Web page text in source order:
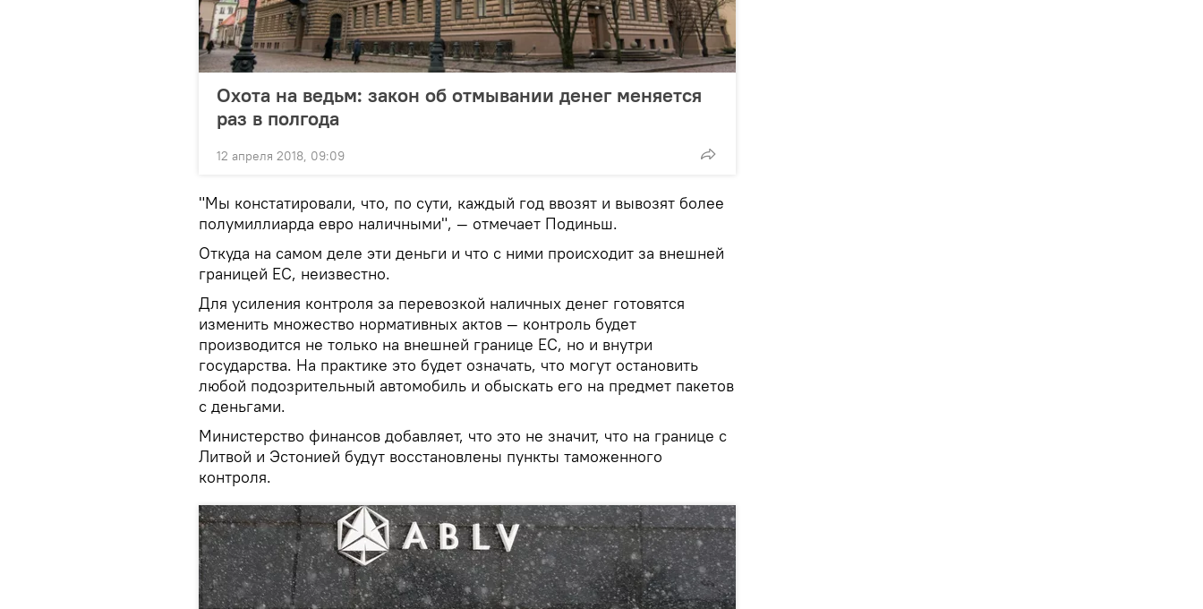
Охота на ведьм: закон об отмывании денег меняется
раз в полгода
12 апреля 2018, 09:09
"Мы констатировали, что, по сути, каждый год ввозят и вывозят более
полумиллиарда евро наличными", — отмечает Подиньш.
Откуда на самом деле эти деньги и что с ними происходит за внешней
границей ЕС, неизвестно.
Для усиления контроля за перевозкой наличных денег готовятся
изменить множество нормативных актов — контроль будет
производится не только на внешней границе ЕС, но и внутри
государства. На практике это будет означать, что могут остановить
любой подозрительный автомобиль и обыскать его на предмет пакетов
с деньгами.
Министерство финансов добавляет, что это не значит, что на границе с
Литвой и Эстонией будут восстановлены пункты таможенного
контроля.